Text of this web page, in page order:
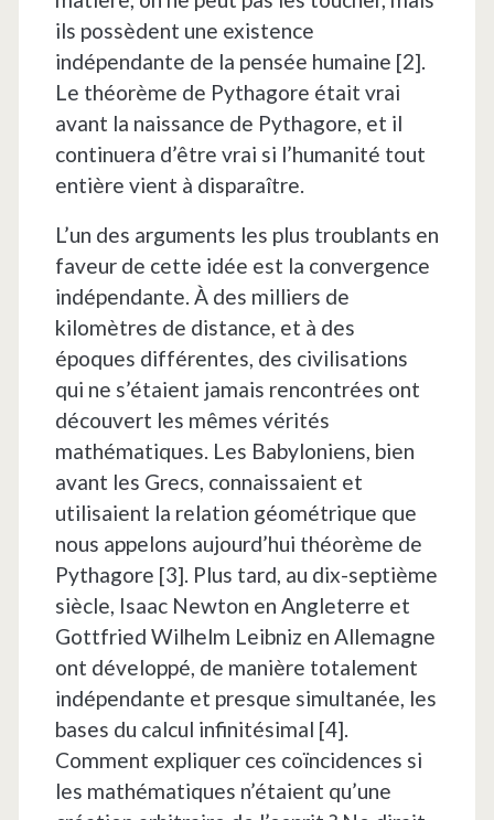
ils possèdent une existence
indépendante de la pensée humaine [2].
Le théorème de Pythagore était vrai
avant la naissance de Pythagore, et il
continuera d’être vrai si l’humanité tout
entière vient à disparaître.
L’un des arguments les plus troublants en
faveur de cette idée est la convergence
indépendante. À des milliers de
kilomètres de distance, et à des
époques différentes, des civilisations
qui ne s’étaient jamais rencontrées ont
découvert les mêmes vérités
mathématiques. Les Babyloniens, bien
avant les Grecs, connaissaient et
utilisaient la relation géométrique que
nous appelons aujourd’hui théorème de
Pythagore [3]. Plus tard, au dix-septième
siècle, Isaac Newton en Angleterre et
Gottfried Wilhelm Leibniz en Allemagne
ont développé, de manière totalement
indépendante et presque simultanée, les
bases du calcul infinitésimal [4].
Comment expliquer ces coïncidences si
les mathématiques n’étaient qu’une